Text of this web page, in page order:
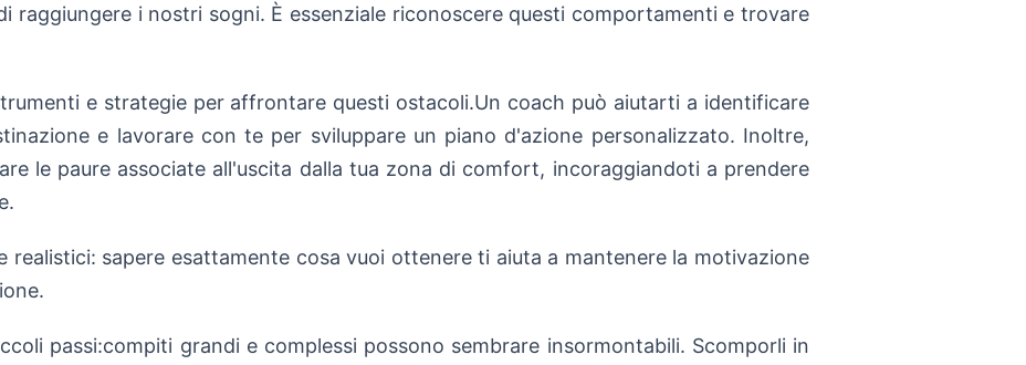
raggiungere i nostri sogni. È essenziale riconoscere questi comportamenti e trovare
e strategie per affrontare questi ostacoli.Un coach può aiutarti a identificare
e lavorare con te per sviluppare un piano d'azione personalizzato. Inoltre,
le paure associate all'uscita dalla tua zona di comfort, incoraggiandoti a prendere
realistici: sapere esattamente cosa vuoi ottenere ti aiuta a mantenere la motivazione
passi:compiti grandi e complessi possono sembrare insormontabili. Scomporli in